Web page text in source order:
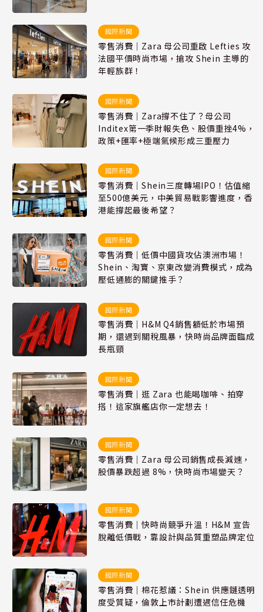
國際新聞
零售消費｜Zara 母公司重啟 Lefties 攻
法國平價時尚市場，搶攻 Shein 主導的
年輕族群！
國際新聞
零售消費｜Zara撐不住了？母公司
Inditex第一季財報失色、股價重挫4%，
政策+匯率+極端氣候形成三重壓力
國際新聞
零售消費｜Shein三度轉場IPO！估值縮
至500億美元，中美貿易戰影響進度，香
港能撐起最後希望？
國際新聞
零售消費｜低價中國貨攻佔澳洲市場！
Shein、淘寶、京東改變消費模式，成為
壓低通膨的關鍵推手？
國際新聞
零售消費｜H&M Q4銷售額低於市場預
期，還遇到關稅風暴，快時尚品牌面臨成
長瓶頸
國際新聞
零售消費｜逛 Zara 也能喝咖啡、拍穿
搭！這家旗艦店你一定想去！
國際新聞
零售消費｜Zara 母公司銷售成長減速，
股價暴跌超過 8%，快時尚市場變天？
國際新聞
零售消費｜快時尚競爭升溫！H&M 宣告
脫離低價戰，靠設計與品質重塑品牌定位
國際新聞
零售消費｜棉花惹議：Shein 供應鏈透明
度受質疑，倫敦上市計劃遭遇信任危機